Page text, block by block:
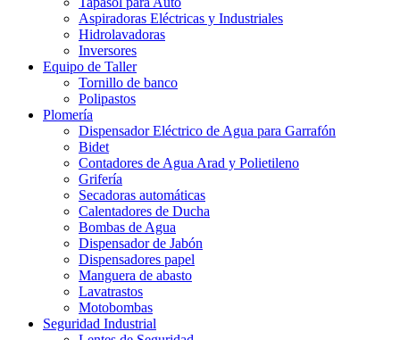
Aspiradoras Eléctricas y Industriales
Hidrolavadoras
Inversores
Equipo de Taller
Tornillo de banco
Polipastos
Plomería
Dispensador Eléctrico de Agua para Garrafón
Bidet
Contadores de Agua Arad y Polietileno
Grifería
Secadoras automáticas
Calentadores de Ducha
Bombas de Agua
Dispensador de Jabón
Dispensadores papel
Manguera de abasto
Lavatrastos
Motobombas
Seguridad Industrial